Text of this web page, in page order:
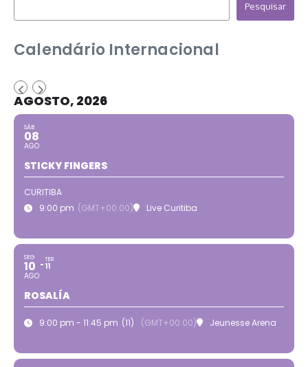
Pesquisar
Calendário Internacional
AGOSTO, 2026
SÁB
08
AGO
STICKY FINGERS
CURITIBA
9:00 pm (GMT+00:00) Live Curitiba
SEG
10
AGO
TER
11
ROSALÍA
9:00 pm - 11:45 pm (11) (GMT+00:00) Jeunesse Arena